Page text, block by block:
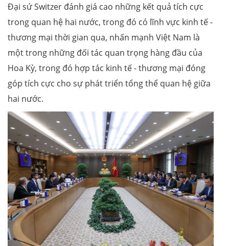
Đại sứ Switzer đánh giá cao những kết quả tích cực
trong quan hệ hai nước, trong đó có lĩnh vực kinh tế -
thương mại thời gian qua, nhấn mạnh Việt Nam là
một trong những đối tác quan trọng hàng đầu của
Hoa Kỳ, trong đó hợp tác kinh tế - thương mại đóng
góp tích cực cho sự phát triển tổng thể quan hệ giữa
hai nước.